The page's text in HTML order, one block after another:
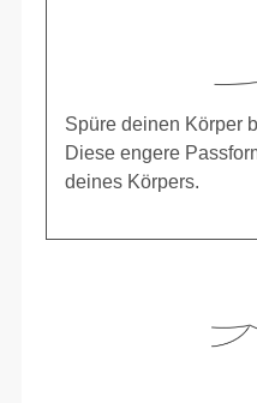
Spüre deinen Körper
Diese engere
deines Körpers.